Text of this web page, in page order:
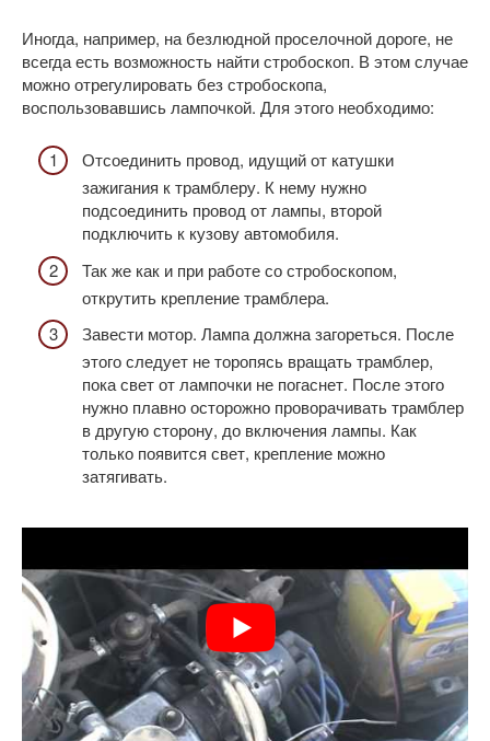
Иногда, например, на безлюдной проселочной дороге, не
всегда есть возможность найти стробоскоп. В этом случае
можно отрегулировать без стробоскопа,
воспользовавшись лампочкой. Для этого необходимо:
Отсоединить провод, идущий от катушки
зажигания к трамблеру. К нему нужно
подсоединить провод от лампы, второй
подключить к кузову автомобиля.
Так же как и при работе со стробоскопом,
открутить крепление трамблера.
Завести мотор. Лампа должна загореться. После
этого следует не торопясь вращать трамблер,
пока свет от лампочки не погаснет. После этого
нужно плавно осторожно проворачивать трамблер
в другую сторону, до включения лампы. Как
только появится свет, крепление можно
затягивать.